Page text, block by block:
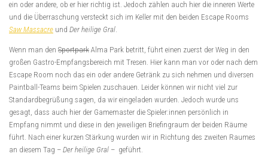
ein oder andere, ob er hier richtig ist. Jedoch zählen auch hier die inneren Werte
und die Überraschung versteckt sich im Keller mit den beiden Escape Rooms
Saw Massacre und Der heilige Gral.
Wenn man den Sportpark Alma Park betritt, führt einen zuerst der Weg in den
großen Gastro-Empfangsbereich mit Tresen. Hier kann man vor oder nach dem
Escape Room noch das ein oder andere Getränk zu sich nehmen und diversen
Paintball-Teams beim Spielen zuschauen. Leider können wir nicht viel zur
Standardbegrüßung sagen, da wir eingeladen wurden. Jedoch wurde uns
gesagt, dass auch hier der Gamemaster die Spieler:innen persönlich in
Empfang nimmt und diese in den jeweiligen Briefingraum der beiden Räume
führt. Nach einer kurzen Stärkung wurden wir in Richtung des zweiten Raumes
an diesem Tag – Der heilige Gral – geführt.